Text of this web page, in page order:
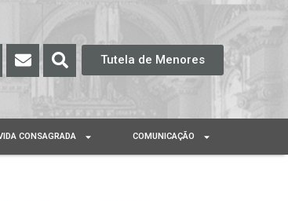
Tutela de Menores
CONSAGRADA COMUNICAÇÃO